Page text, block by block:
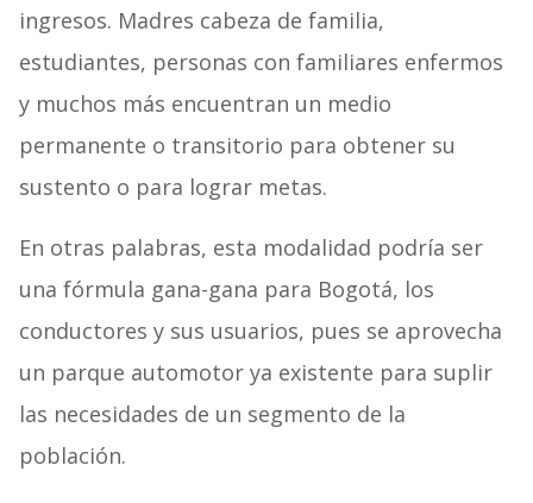
ingresos. Madres cabeza de familia,
estudiantes, personas con familiares enfermos
y muchos más encuentran un medio
permanente o transitorio para obtener su
sustento o para lograr metas.
En otras palabras, esta modalidad podría ser
una fórmula gana-gana para Bogotá, los
conductores y sus usuarios, pues se aprovecha
un parque automotor ya existente para suplir
las necesidades de un segmento de la
población.